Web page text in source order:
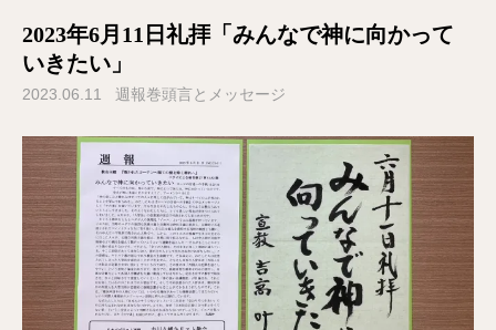
2023年6月11日礼拝「みんなで神に向かって
いきたい」
2023.06.11 週報巻頭言とメッセージ